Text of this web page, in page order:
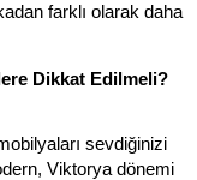
farklı olarak daha
Dikkat Edilmeli?
sevdiğinizi
Viktorya dönemi